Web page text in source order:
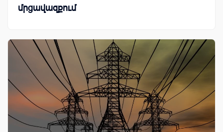
մրցավազքում